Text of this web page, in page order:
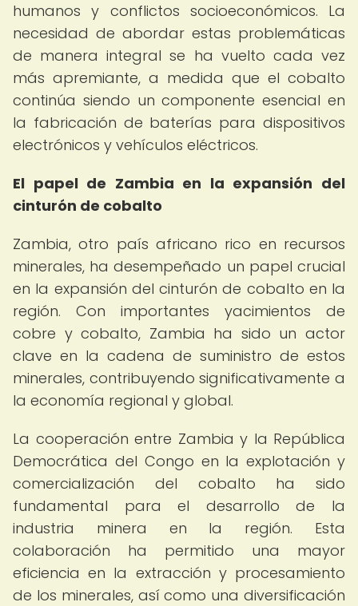
humanos y conflictos socioeconómicos. La
necesidad de abordar estas problemáticas
de manera integral se ha vuelto cada vez
más apremiante, a medida que el cobalto
continúa siendo un componente esencial en
la fabricación de baterías para dispositivos
electrónicos y vehículos eléctricos.
El papel de Zambia en la expansión del
cinturón de cobalto
Zambia, otro país africano rico en recursos
minerales, ha desempeñado un papel crucial
en la expansión del cinturón de cobalto en la
región. Con importantes yacimientos de
cobre y cobalto, Zambia ha sido un actor
clave en la cadena de suministro de estos
minerales, contribuyendo significativamente a
la economía regional y global.
La cooperación entre Zambia y la República
Democrática del Congo en la explotación y
comercialización del cobalto ha sido
fundamental para el desarrollo de la
industria minera en la región. Esta
colaboración ha permitido una mayor
eficiencia en la extracción y procesamiento
de los minerales, así como una diversificación